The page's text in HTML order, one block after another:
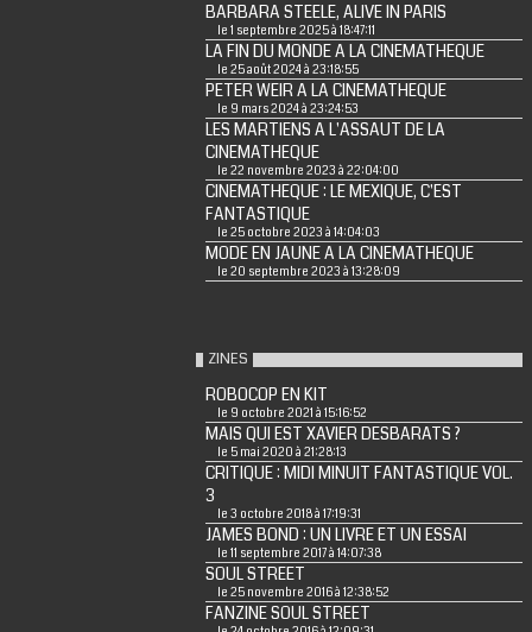
BARBARA STEELE, ALIVE IN PARIS
le 1 septembre 2025 à 18:47:11
LA FIN DU MONDE A LA CINEMATHEQUE
le 25 août 2024 à 23:18:55
PETER WEIR A LA CINEMATHEQUE
le 9 mars 2024 à 23:24:53
LES MARTIENS A L'ASSAUT DE LA
CINEMATHEQUE
le 22 novembre 2023 à 22:04:00
CINEMATHEQUE : LE MEXIQUE, C'EST
FANTASTIQUE
le 25 octobre 2023 à 14:04:03
MODE EN JAUNE A LA CINEMATHEQUE
le 20 septembre 2023 à 13:28:09
ZINES
ROBOCOP EN KIT
le 9 octobre 2021 à 15:16:52
MAIS QUI EST XAVIER DESBARATS ?
le 5 mai 2020 à 21:28:13
CRITIQUE : MIDI MINUIT FANTASTIQUE VOL.
3
le 3 octobre 2018 à 17:19:31
JAMES BOND : UN LIVRE ET UN ESSAI
le 11 septembre 2017 à 14:07:38
SOUL STREET
le 25 novembre 2016 à 12:38:52
FANZINE SOUL STREET